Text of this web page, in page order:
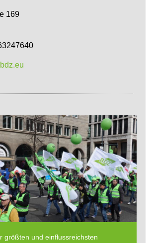
169
größten und einflussreichsten